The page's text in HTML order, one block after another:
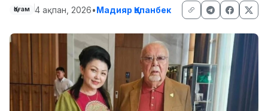
Қоғам 4 ақпан, 2026•Мадияр Қапанбек